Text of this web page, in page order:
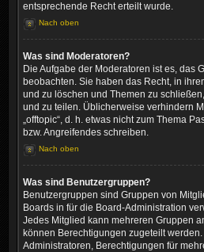
entsprechende Recht erteilt wurde.
Nach oben
Was sind Moderatoren?
Die Aufgabe der Moderatoren ist es, das
beobachten. Sie haben das Recht, in
und zu löschen und Themen zu
und zu teilen. Üblicherweise verhindern
„offtopic“, d. h. etwas nicht zum Thema
bzw. Angreifendes schreiben.
Nach oben
Was sind Benutzergruppen?
Benutzergruppen sind Gruppen von
Boards in für die Board-Administration
Jedes Mitglied kann mehreren Gruppen
können Berechtigungen zugeteilt
Administratoren, Berechtigungen für